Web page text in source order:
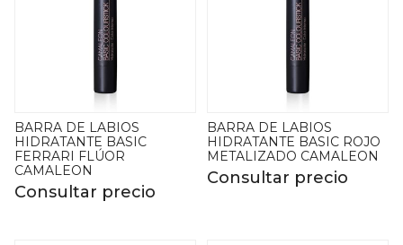
BARRA DE LABIOS
HIDRATANTE BASIC
FERRARI FLÚOR
CAMALEON
Consultar precio
BARRA DE LABIOS
HIDRATANTE BASIC ROJO
METALIZADO CAMALEON
Consultar precio